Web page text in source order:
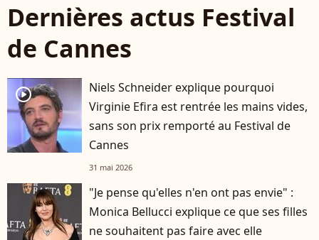
Dernières actus Festival
de Cannes
player2
Niels Schneider explique pourquoi
Virginie Efira est rentrée les mains vides,
sans son prix remporté au Festival de
Cannes
31 mai 2026
"Je pense qu'elles n'en ont pas envie" :
Monica Bellucci explique ce que ses filles
ne souhaitent pas faire avec elle